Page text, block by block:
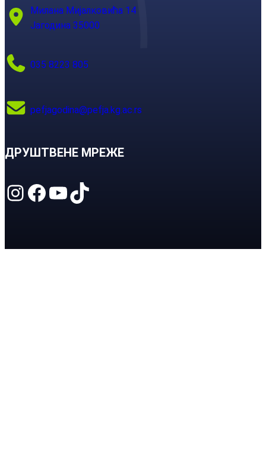
Милана Мијалковића 14
Јагодина 35000
035 8223 805
pefjagodina@pefja.kg.ac.rs
ДРУШТВЕНЕ МРЕЖЕ
Instagram Facebook YouTube TikTok